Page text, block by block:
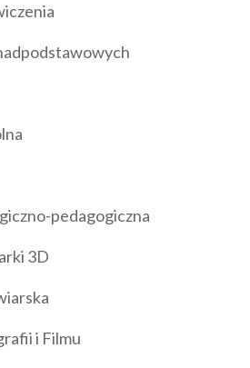
pedagogiczna
3D
i Filmu